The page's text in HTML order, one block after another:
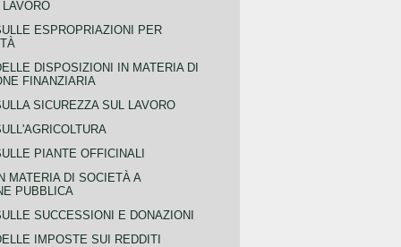
ESPROPRIAZIONI PER
DISPOSIZIONI IN MATERIA DI
FINANZIARIA
SICUREZZA SUL LAVORO
PIANTE OFFICINALI
MATERIA DI SOCIETÀ A
PUBBLICA
SUCCESSIONI E DONAZIONI
IMPOSTE SUI REDDITI